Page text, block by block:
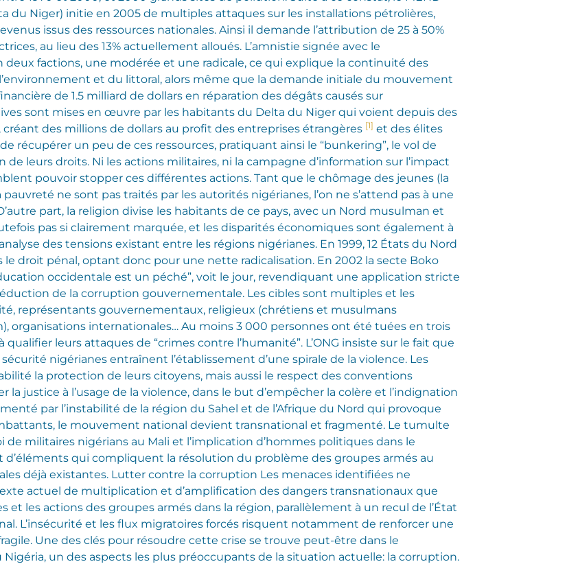
du Niger) initie en 2005 de multiples attaques sur les installations pétrolières,
issus des ressources nationales. Ainsi il demande l’attribution de 25 à 50%
au lieu des 13% actuellement alloués. L’amnistie signée avec le
factions, une modérée et une radicale, ce qui explique la continuité des
et du littoral, alors même que la demande initiale du mouvement
de 1.5 milliard de dollars en réparation des dégâts causés sur
sont mises en œuvre par les habitants du Delta du Niger qui voient depuis des
des millions de dollars au profit des entreprises étrangères [1] et des élites
récupérer un peu de ces ressources, pratiquant ainsi le “bunkering”, le vol de
leurs droits. Ni les actions militaires, ni la campagne d’information sur l’impact
pouvoir stopper ces différentes actions. Tant que le chômage des jeunes (la
ne sont pas traités par les autorités nigérianes, l’on ne s’attend pas à une
part, la religion divise les habitants de ce pays, avec un Nord musulman et
pas si clairement marquée, et les disparités économiques sont également à
des tensions existant entre les régions nigérianes. En 1999, 12 États du Nord
le droit pénal, optant donc pour une nette radicalisation. En 2002 la secte Boko
occidentale est un péché”, voit le jour, revendiquant une application stricte
de la corruption gouvernementale. Les cibles sont multiples et les
représentants gouvernementaux, religieux (chrétiens et musulmans
organisations internationales… Au moins 3 000 personnes ont été tuées en trois
leurs attaques de “crimes contre l’humanité”. L’ONG insiste sur le fait que
nigérianes entraînent l’établissement d’une spirale de la violence. Les
la protection de leurs citoyens, mais aussi le respect des conventions
justice à l’usage de la violence, dans le but d’empêcher la colère et l’indignation
par l’instabilité de la région du Sahel et de l’Afrique du Nord qui provoque
le mouvement national devient transnational et fragmenté. Le tumulte
de militaires nigérians au Mali et l’implication d’hommes politiques dans le
qui compliquent la résolution du problème des groupes armés au
déjà existantes. Lutter contre la corruption Les menaces identifiées ne
actuel de multiplication et d’amplification des dangers transnationaux que
et les actions des groupes armés dans la région, parallèlement à un recul de l’État
L’insécurité et les flux migratoires forcés risquent notamment de renforcer une
Une des clés pour résoudre cette crise se trouve peut-être dans le
un des aspects les plus préoccupants de la situation actuelle: la corruption.